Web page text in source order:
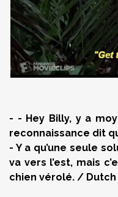
- - Hey Billy, y a
reconnaissance dit
- Y a qu’une seule
va vers l’est, mais
chien vérolé. /